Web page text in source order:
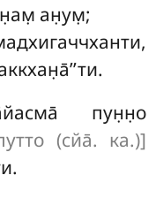
ан̣ум̣;
пун̣н̣о
(сйа̄. ка.)]